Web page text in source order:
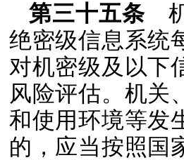
第三十五条机
绝密级信息系统
对机密级及以下
风险评估。机关
和使用环境等发
的，应当按照国